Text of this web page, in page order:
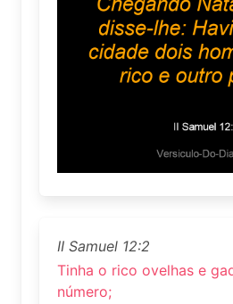
II Samuel 12:2
Tinha o rico ovelhas e
número;